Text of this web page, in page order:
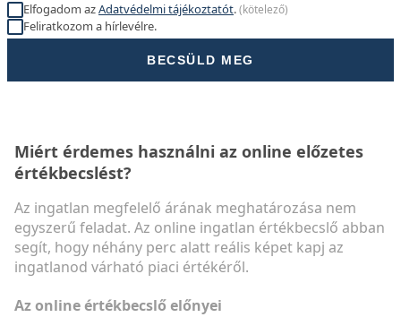
Elfogadom azAdatvédelmi tájékoztatót.(kötelező)
Feliratkozom a hírlevélre.
BECSÜLD MEG
Miért érdemes használni az online előzetes
értékbecslést?
Az ingatlan megfelelő árának meghatározása nem
egyszerű feladat. Az online ingatlan értékbecslő abban
segít, hogy néhány perc alatt reális képet kapj az
ingatlanod várható piaci értékéről.
Az online értékbecslő előnyei